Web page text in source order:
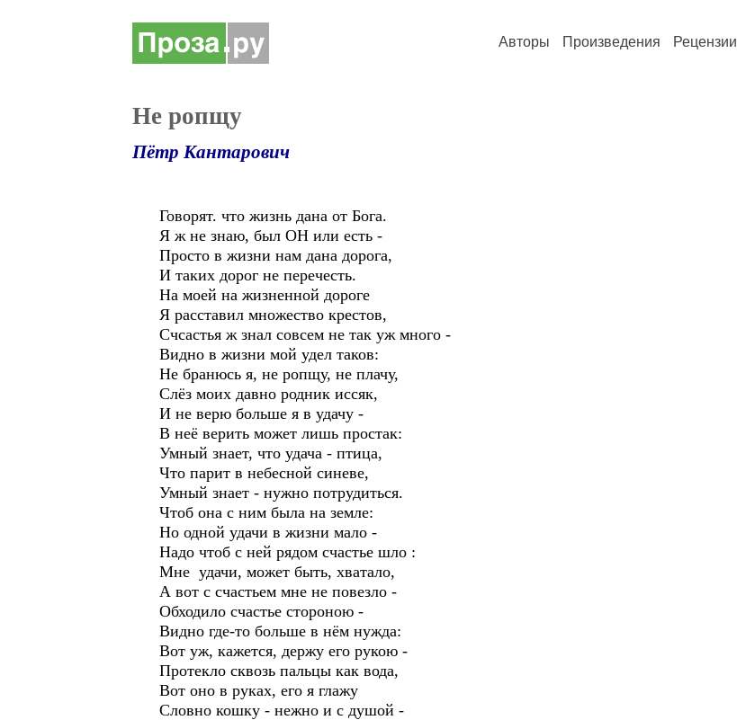
Авторы Произведения Рецензии
Не ропщу
Пётр Кантарович
Говорят. что жизнь дана от Бога.
Я ж не знаю, был ОН или есть -
Просто в жизни нам дана дорога,
И таких дорог не перечесть.
На моей на жизненной дороге
Я расставил множество крестов,
Счсастья ж знал совсем не так уж много -
Видно в жизни мой удел таков:
Не бранюсь я, не ропщу, не плачу,
Слёз моих давно родник иссяк,
И не верю больше я в удачу -
В неё верить может лишь простак:
Умный знает, что удача - птица,
Что парит в небесной синеве,
Умный знает - нужно потрудиться.
Чтоб она с ним была на земле:
Но одной удачи в жизни мало -
Надо чтоб с ней рядом счастье шло :
Мне удачи, может быть, хватало,
А вот с счастьем мне не повезло -
Обходило счастье стороною -
Видно где-то больше в нём нужда:
Вот уж, кажется, держу его рукою -
Протекло сквозь пальцы как вода,
Вот оно в руках, его я глажу
Словно кошку - нежно и с душой -